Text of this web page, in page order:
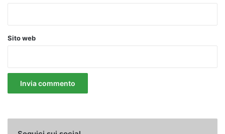
Sito web